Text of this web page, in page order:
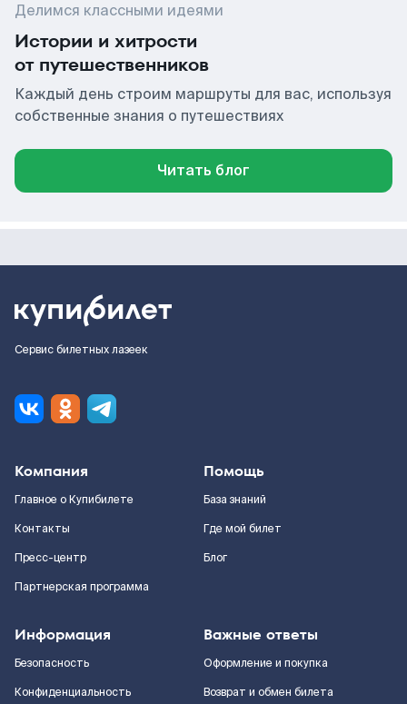
Делимся классными идеями
Истории и хитрости
от путешественников
Каждый день строим маршруты для вас, используя
собственные знания о путешествиях
Читать блог
Сервис билетных лазеек
Компания
Главное о Купибилете
Контакты
Пресс-центр
Партнерская программа
Помощь
База знаний
Где мой билет
Блог
Информация
Безопасность
Конфиденциальность
Важные ответы
Оформление и покупка
Возврат и обмен билета